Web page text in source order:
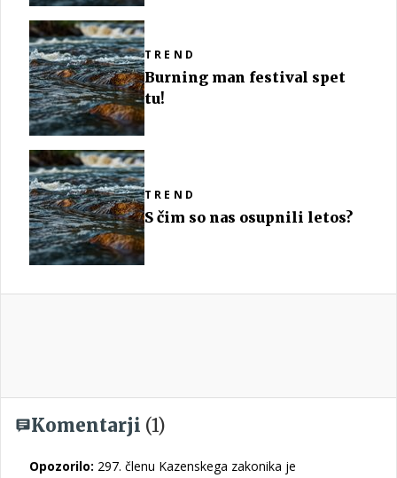
TREND
Burning man festival spet
tu!
TREND
S čim so nas osupnili letos?
Komentarji (1)
Opozorilo: 297. členu Kazenskega zakonika je